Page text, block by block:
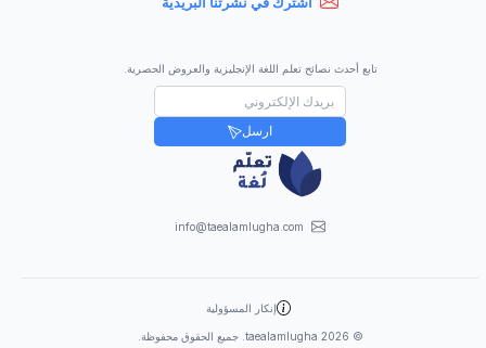
تابع أحدث نصائح تعلم اللغة الإنجليزية والعروض الحصرية.
ارسل
info@taealamlugha.com
إنكار المسؤولية
©
2026